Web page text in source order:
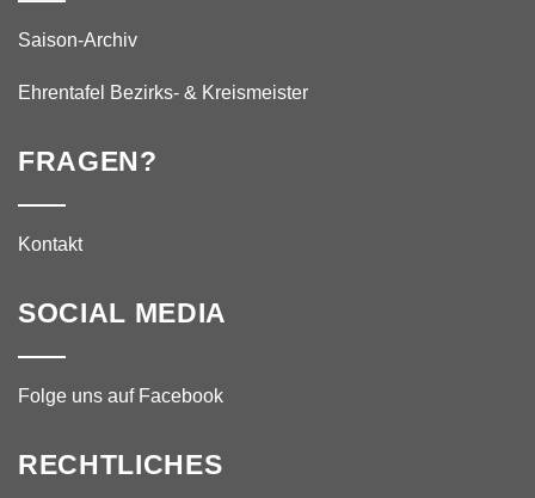
Saison-Archiv
Ehrentafel Bezirks- & Kreismeister
FRAGEN?
Kontakt
SOCIAL MEDIA
Folge uns auf Facebook
RECHTLICHES